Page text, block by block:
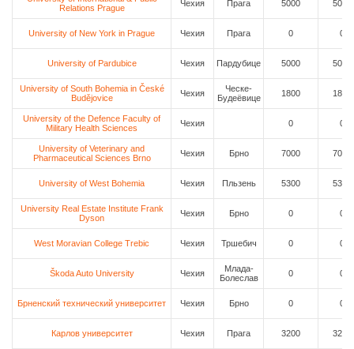
Relations Prague
Чехия Прага 5000 5000
University of New York in Prague Чехия Прага 0 0
University of Pardubice Чехия Пардубице 5000 5000
University of South Bohemia in České
Budějovice
Чехия
Ческе-
Будеёвице
1800 1800
University of the Defence Faculty of
Military Health Sciences
Чехия 0 0
University of Veterinary and
Pharmaceutical Sciences Brno
Чехия Брно 7000 7000
University of West Bohemia Чехия Пльзень 5300 5300
University Real Estate Institute Frank
Dyson
Чехия Брно 0 0
West Moravian College Trebic Чехия Тршебич 0 0
Škoda Auto University Чехия
Млада-
Болеслав
0 0
Брненский технический университет Чехия Брно 0 0
Карлов университет Чехия Прага 3200 3200